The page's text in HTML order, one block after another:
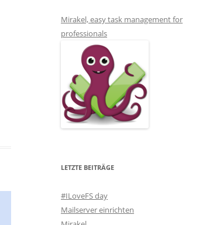
Mirakel, easy task management for
professionals
LETZTE BEITRÄGE
#ILoveFS day
Mailserver einrichten